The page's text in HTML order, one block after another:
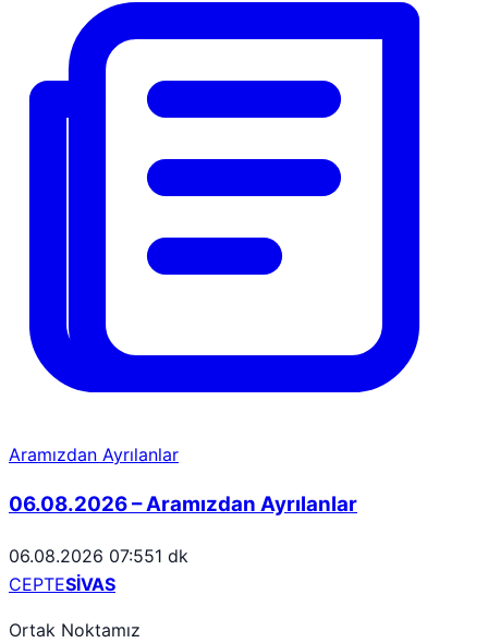
Aramızdan Ayrılanlar
06.08.2026 – Aramızdan Ayrılanlar
06.08.2026 07:551 dk
CEPTESİVAS
Ortak Noktamız